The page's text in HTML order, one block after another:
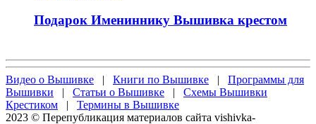
Подарок Имениннику Вышивка крестом
Видео о Вышивке | Книги по Вышивке | Программы для
Вышивки | Статьи о Вышивке | Схемы Вышивки
Крестиком | Термины в Вышивке
2023 © Перепубликация материалов сайта vishivka-